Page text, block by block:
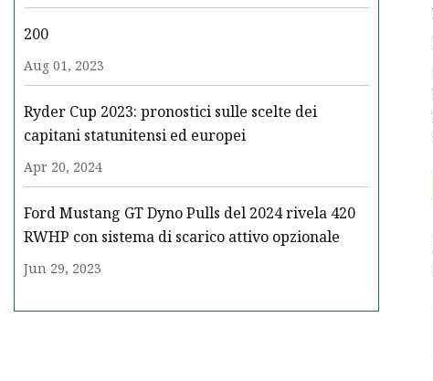
200
Aug 01, 2023
Ryder Cup 2023: pronostici sulle scelte dei
capitani statunitensi ed europei
Apr 20, 2024
Ford Mustang GT Dyno Pulls del 2024 rivela 420
RWHP con sistema di scarico attivo opzionale
Jun 29, 2023